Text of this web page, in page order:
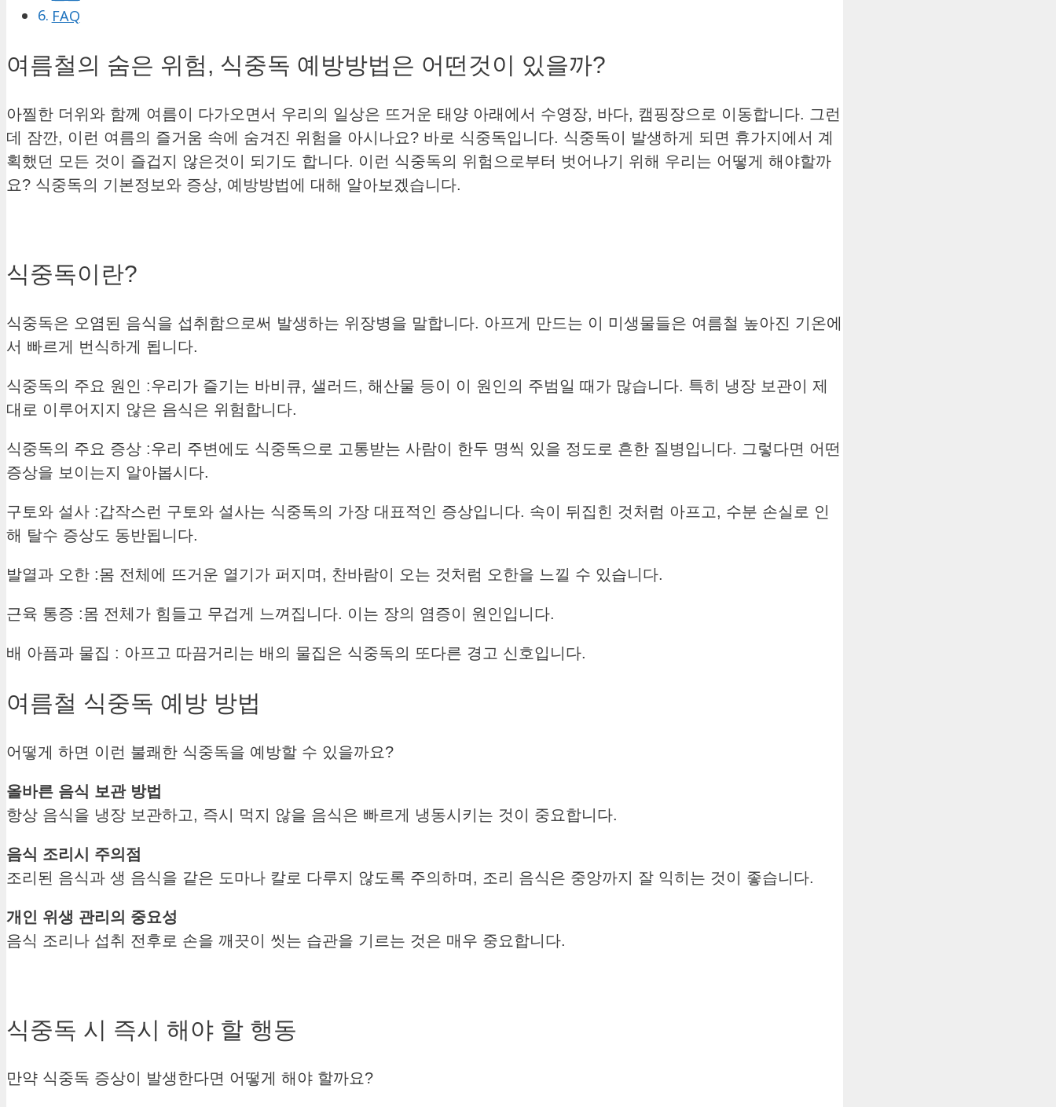
FAQ
여름철의 숨은 위험, 식중독 예방방법은 어떤것이 있을까?
아찔한 더위와 함께 여름이 다가오면서 우리의 일상은 뜨거운 태양 아래에서 수영장, 바다, 캠핑장으로 이동합니다. 그런
데 잠깐, 이런 여름의 즐거움 속에 숨겨진 위험을 아시나요? 바로 식중독입니다. 식중독이 발생하게 되면 휴가지에서 계
획했던 모든 것이 즐겁지 않은것이 되기도 합니다. 이런 식중독의 위험으로부터 벗어나기 위해 우리는 어떻게 해야할까
요? 식중독의 기본정보와 증상, 예방방법에 대해 알아보겠습니다.
식중독이란?
식중독은 오염된 음식을 섭취함으로써 발생하는 위장병을 말합니다. 아프게 만드는 이 미생물들은 여름철 높아진 기온에
서 빠르게 번식하게 됩니다.
식중독의 주요 원인 :우리가 즐기는 바비큐, 샐러드, 해산물 등이 이 원인의 주범일 때가 많습니다. 특히 냉장 보관이 제
대로 이루어지지 않은 음식은 위험합니다.
식중독의 주요 증상 :우리 주변에도 식중독으로 고통받는 사람이 한두 명씩 있을 정도로 흔한 질병입니다. 그렇다면 어떤
증상을 보이는지 알아봅시다.
구토와 설사 :갑작스런 구토와 설사는 식중독의 가장 대표적인 증상입니다. 속이 뒤집힌 것처럼 아프고, 수분 손실로 인
해 탈수 증상도 동반됩니다.
발열과 오한 :몸 전체에 뜨거운 열기가 퍼지며, 찬바람이 오는 것처럼 오한을 느낄 수 있습니다.
근육 통증 :몸 전체가 힘들고 무겁게 느껴집니다. 이는 장의 염증이 원인입니다.
배 아픔과 물집 : 아프고 따끔거리는 배의 물집은 식중독의 또다른 경고 신호입니다.
여름철 식중독 예방 방법
어떻게 하면 이런 불쾌한 식중독을 예방할 수 있을까요?
올바른 음식 보관 방법
항상 음식을 냉장 보관하고, 즉시 먹지 않을 음식은 빠르게 냉동시키는 것이 중요합니다.
음식 조리시 주의점
조리된 음식과 생 음식을 같은 도마나 칼로 다루지 않도록 주의하며, 조리 음식은 중앙까지 잘 익히는 것이 좋습니다.
개인 위생 관리의 중요성
음식 조리나 섭취 전후로 손을 깨끗이 씻는 습관을 기르는 것은 매우 중요합니다.
식중독 시 즉시 해야 할 행동
만약 식중독 증상이 발생한다면 어떻게 해야 할까요?